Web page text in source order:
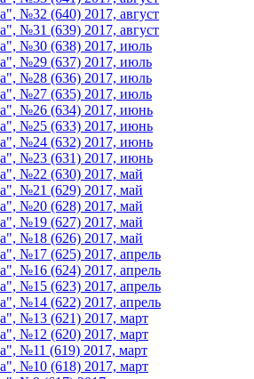
№32 (640) 2017, август
№31 (639) 2017, август
№30 (638) 2017, июль
№29 (637) 2017, июль
№28 (636) 2017, июль
№27 (635) 2017, июль
№26 (634) 2017, июнь
№25 (633) 2017, июнь
№24 (632) 2017, июнь
№23 (631) 2017, июнь
№22 (630) 2017, май
№21 (629) 2017, май
№20 (628) 2017, май
№19 (627) 2017, май
№18 (626) 2017, май
№17 (625) 2017, апрель
№16 (624) 2017, апрель
№15 (623) 2017, апрель
№14 (622) 2017, апрель
№13 (621) 2017, март
№12 (620) 2017, март
№11 (619) 2017, март
№10 (618) 2017, март